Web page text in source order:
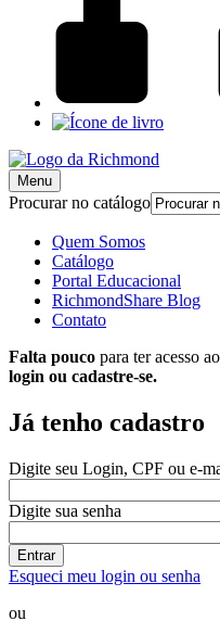
Menu
Procurar no catálogo
Quem Somos
Catálogo
Portal Educacional
RichmondShare Blog
Contato
Falta pouco para ter acesso
login ou cadastre-se.
Já tenho cadastro
Digite seu Login, CPF ou e-
Digite sua senha
Entrar
Esqueci meu login ou senha
ou